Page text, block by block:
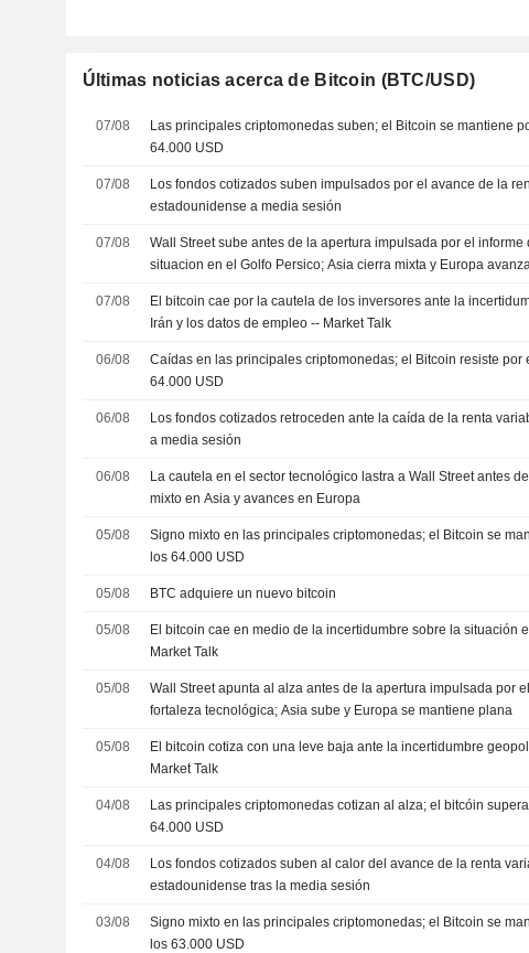
Últimas noticias acerca de Bitcoin (BTC/USD)
07/08
Las principales criptomonedas suben; el Bitcoin se mantiene
64.000 USD
07/08
Los fondos cotizados suben impulsados por el avance de la
estadounidense a media sesión
07/08
Wall Street sube antes de la apertura impulsada por el informe
situacion en el Golfo Persico; Asia cierra mixta y Europa
07/08
El bitcoin cae por la cautela de los inversores ante la
Irán y los datos de empleo -- Market Talk
06/08
Caídas en las principales criptomonedas; el Bitcoin resiste por
64.000 USD
06/08
Los fondos cotizados retroceden ante la caída de la renta
a media sesión
06/08
La cautela en el sector tecnológico lastra a Wall Street antes
mixto en Asia y avances en Europa
05/08
Signo mixto en las principales criptomonedas; el Bitcoin se
los 64.000 USD
05/08 BTC adquiere un nuevo bitcoin
05/08
El bitcoin cae en medio de la incertidumbre sobre la situación
Market Talk
05/08
Wall Street apunta al alza antes de la apertura impulsada por
fortaleza tecnológica; Asia sube y Europa se mantiene plana
05/08
El bitcoin cotiza con una leve baja ante la incertidumbre
Market Talk
04/08
Las principales criptomonedas cotizan al alza; el bitcóin
64.000 USD
04/08
Los fondos cotizados suben al calor del avance de la renta
estadounidense tras la media sesión
03/08
Signo mixto en las principales criptomonedas; el Bitcoin se
los 63.000 USD